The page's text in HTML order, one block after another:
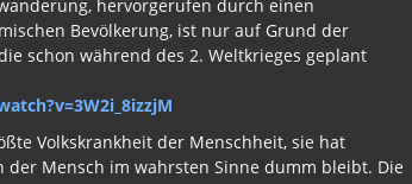
hervorgerufen durch einen
Bevölkerung, ist nur auf Grund der
schon während des 2. Weltkrieges geplant
Volkskrankheit der Menschheit, sie hat
der Mensch im wahrsten Sinne dumm bleibt. Die